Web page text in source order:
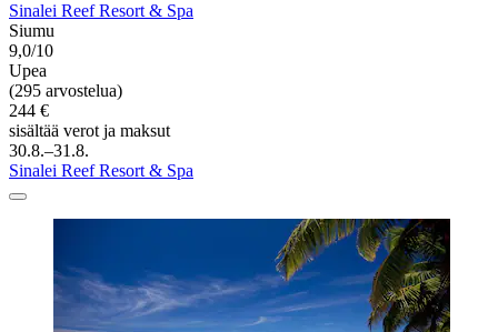
Sinalei Reef Resort & Spa
Siumu
9,0/10
Upea
(295 arvostelua)
244 €
sisältää verot ja maksut
30.8.–31.8.
Sinalei Reef Resort & Spa